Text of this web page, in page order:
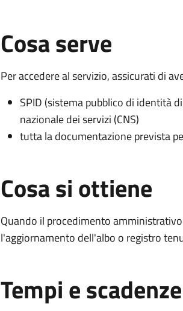
Cosa serve
Per accedere al servizio, assicurati di
SPID (sistema pubblico di identità
nazionale dei servizi (CNS)
tutta la documentazione prevista
Cosa si ottiene
Quando il procedimento
l'aggiornamento dell'albo o registro
Tempi e scadenze